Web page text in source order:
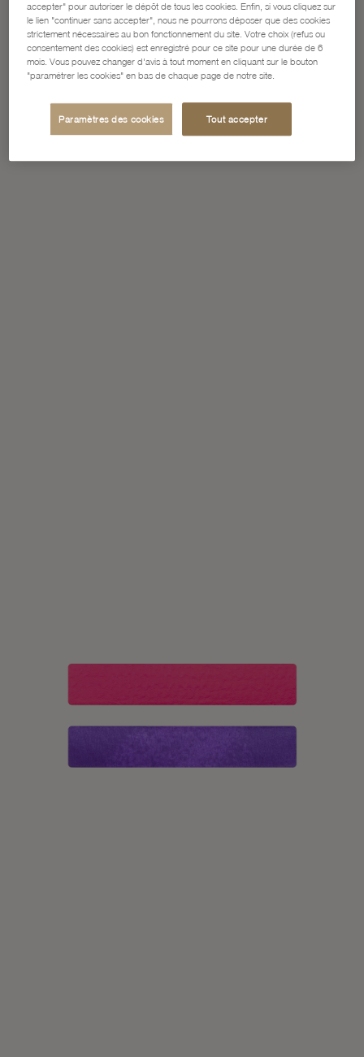
accepter" pour autoriser le dépôt de tous les cookies. Enfin, si vous cliquez sur
le lien "continuer sans accepter", nous ne pourrons déposer que des cookies
strictement nécessaires au bon fonctionnement du site. Votre choix (refus ou
consentement des cookies) est enregistré pour ce site pour une durée de 6
mois. Vous pouvez changer d'avis à tout moment en cliquant sur le bouton
"paramétrer les cookies" en bas de chaque page de notre site.
Paramètres des cookies Tout accepter